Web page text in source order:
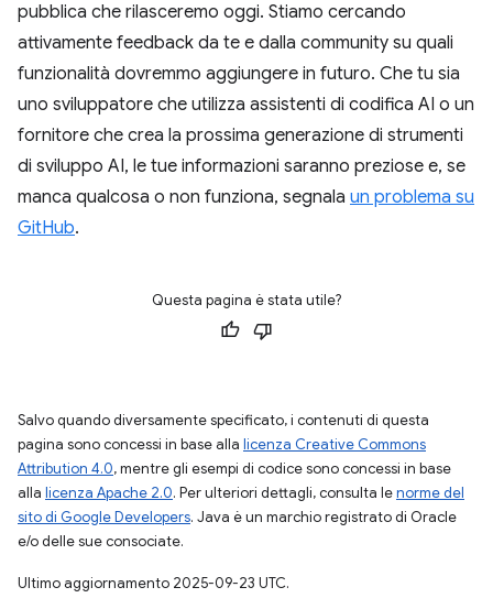
pubblica che rilasceremo oggi. Stiamo cercando
attivamente feedback da te e dalla community su quali
funzionalità dovremmo aggiungere in futuro. Che tu sia
uno sviluppatore che utilizza assistenti di codifica AI o un
fornitore che crea la prossima generazione di strumenti
di sviluppo AI, le tue informazioni saranno preziose e, se
manca qualcosa o non funziona, segnala un problema su
GitHub.
Questa pagina è stata utile?
Salvo quando diversamente specificato, i contenuti di questa
pagina sono concessi in base alla licenza Creative Commons
Attribution 4.0, mentre gli esempi di codice sono concessi in base
alla licenza Apache 2.0. Per ulteriori dettagli, consulta lenorme del
sito di Google Developers. Java è un marchio registrato di Oracle
e/o delle sue consociate.
Ultimo aggiornamento 2025-09-23 UTC.